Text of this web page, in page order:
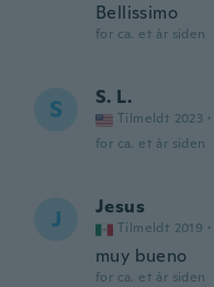
Bellissimo
for ca. et år siden
S S. L.
Tilmeldt 2023 ·
for ca. et år siden
J Jesus
Tilmeldt 2019 ·
muy bueno
for ca. et år siden